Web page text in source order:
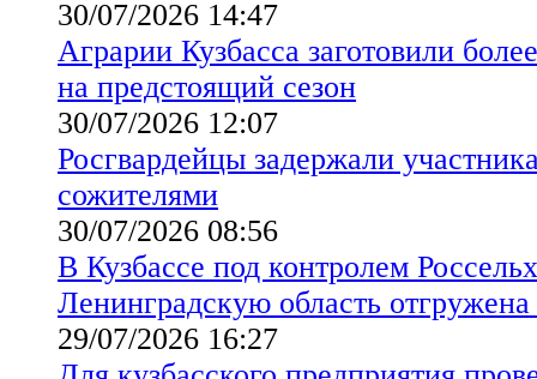
30/07/2026 14:47
Аграрии Кузбасса заготовили
на предстоящий сезон
30/07/2026 12:07
Росгвардейцы задержали
сожителями
30/07/2026 08:56
В Кузбассе под контролем
Ленинградскую область
29/07/2026 16:27